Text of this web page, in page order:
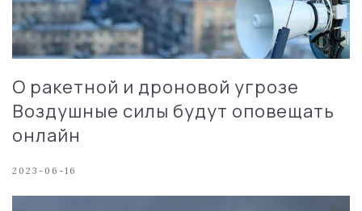
О ракетной и дроновой угрозе
Воздушные силы будут оповещать
онлайн
2023-06-16